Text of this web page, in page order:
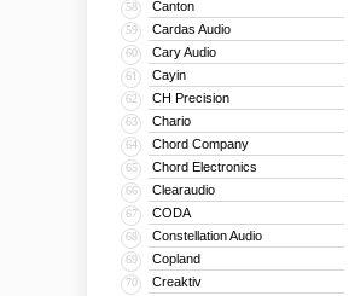
58 Canton
59 Cardas Audio
60 Cary Audio
61 Cayin
62 CH Precision
63 Chario
64 Chord Company
65 Chord Electronics
66 Clearaudio
67 CODA
68 Constellation Audio
69 Copland
70 Creaktiv